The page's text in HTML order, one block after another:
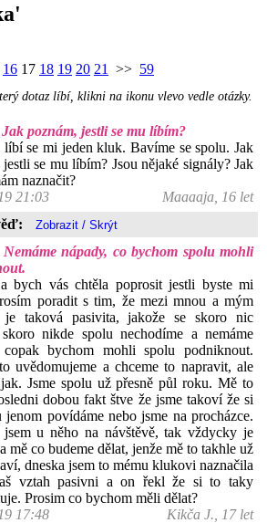
16 17 18 19 20 21 >> 59
dotaz líbí, klikni na ikonu vlevo vedle otázky.
Jak poznám, jestli se mu líbím?
se mi jeden kluk. Bavíme se spolu. Jak
se mu líbím? Jsou nějaké signály? Jak
naznačit?
21:03
Maaaaja, 16 let
Nemáme nápady, co bychom spolu mohli
bych vás chtěla poprosit jestli byste mi
poradit s tim, že mezi mnou a mým
je taková pasivita, jakože se skoro nic
nikde spolu nechodíme a nemáme
copak bychom mohli spolu podniknout.
uvědomujeme a chceme to napravit, ale
Jsme spolu už přesně půl roku. Mě to
dobou fakt štve že jsme takoví že si
jenom povídáme nebo jsme na procházce.
u něho na návštěvě, tak vždycky je
mě co budeme dělat, jenže mě to takhle už
dneska jsem to mému klukovi naznačila
vztah pasivni a on řekl že si to taky
Prosim co bychom měli dělat?
17:48
Kikča J., 17 let